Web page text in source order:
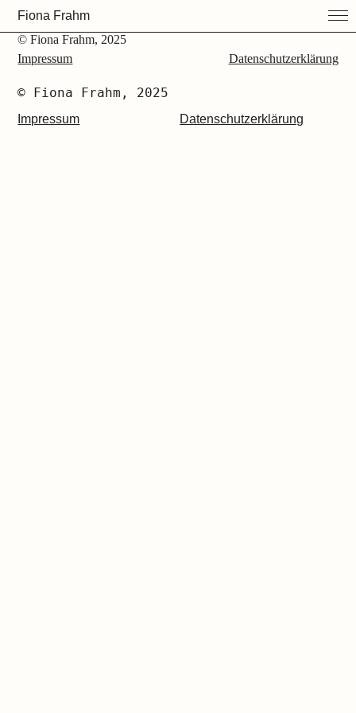
Fiona Frahm
© Fiona Frahm, 2025
Impressum
Datenschutzerklärung
© Fiona Frahm, 2025
Impressum Datenschutzerklärung